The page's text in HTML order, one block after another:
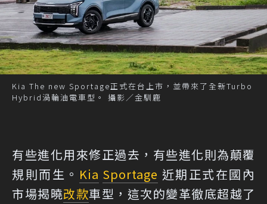
Kia The new Sportage正式在台上市，並帶來了全新Turbo
Hybrid渦輪油電車型。 攝影／金馴鹿
有些進化用來修正過去，有些進化則為顛覆
規則而生。 Kia Sportage 近期正式在國內
市場揭曉改款車型，這次的變革徹底超越了